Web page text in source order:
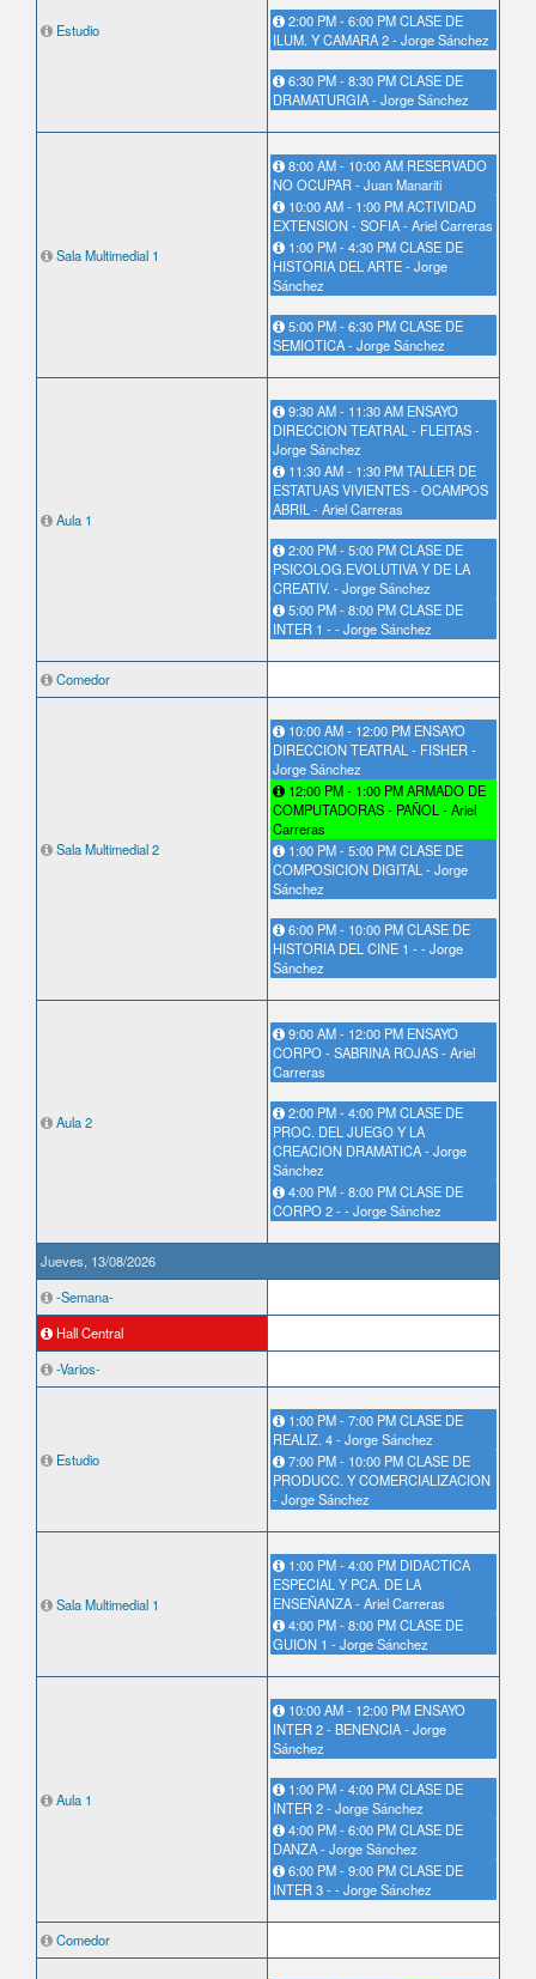
Estudio
2:00 PM - 6:00 PM CLASE DE
ILUM. Y CAMARA 2 - Jorge Sánchez
6:30 PM - 8:30 PM CLASE DE
DRAMATURGIA - Jorge Sánchez
Sala Multimedial 1
8:00 AM - 10:00 AM RESERVADO
NO OCUPAR - Juan Manariti
10:00 AM - 1:00 PM ACTIVIDAD
EXTENSION - SOFIA - Ariel Carreras
1:00 PM - 4:30 PM CLASE DE
HISTORIA DEL ARTE - Jorge
Sánchez
5:00 PM - 6:30 PM CLASE DE
SEMIOTICA - Jorge Sánchez
Aula 1
9:30 AM - 11:30 AM ENSAYO
DIRECCION TEATRAL - FLEITAS -
Jorge Sánchez
11:30 AM - 1:30 PM TALLER DE
ESTATUAS VIVIENTES - OCAMPOS
ABRIL - Ariel Carreras
2:00 PM - 5:00 PM CLASE DE
PSICOLOG.EVOLUTIVA Y DE LA
CREATIV. - Jorge Sánchez
5:00 PM - 8:00 PM CLASE DE
INTER 1 - - Jorge Sánchez
Comedor
Sala Multimedial 2
10:00 AM - 12:00 PM ENSAYO
DIRECCION TEATRAL - FISHER -
Jorge Sánchez
12:00 PM - 1:00 PM ARMADO DE
COMPUTADORAS - PAÑOL - Ariel
Carreras
1:00 PM - 5:00 PM CLASE DE
COMPOSICION DIGITAL - Jorge
Sánchez
6:00 PM - 10:00 PM CLASE DE
HISTORIA DEL CINE 1 - - Jorge
Sánchez
Aula 2
9:00 AM - 12:00 PM ENSAYO
CORPO - SABRINA ROJAS - Ariel
Carreras
2:00 PM - 4:00 PM CLASE DE
PROC. DEL JUEGO Y LA
CREACION DRAMATICA - Jorge
Sánchez
4:00 PM - 8:00 PM CLASE DE
CORPO 2 - - Jorge Sánchez
Jueves, 13/08/2026
-Semana-
Hall Central
-Varios-
Estudio
1:00 PM - 7:00 PM CLASE DE
REALIZ. 4 - Jorge Sánchez
7:00 PM - 10:00 PM CLASE DE
PRODUCC. Y COMERCIALIZACION
- Jorge Sánchez
Sala Multimedial 1
1:00 PM - 4:00 PM DIDACTICA
ESPECIAL Y PCA. DE LA
ENSEÑANZA - Ariel Carreras
4:00 PM - 8:00 PM CLASE DE
GUION 1 - Jorge Sánchez
Aula 1
10:00 AM - 12:00 PM ENSAYO
INTER 2 - BENENCIA - Jorge
Sánchez
1:00 PM - 4:00 PM CLASE DE
INTER 2 - Jorge Sánchez
4:00 PM - 6:00 PM CLASE DE
DANZA - Jorge Sánchez
6:00 PM - 9:00 PM CLASE DE
INTER 3 - - Jorge Sánchez
Comedor